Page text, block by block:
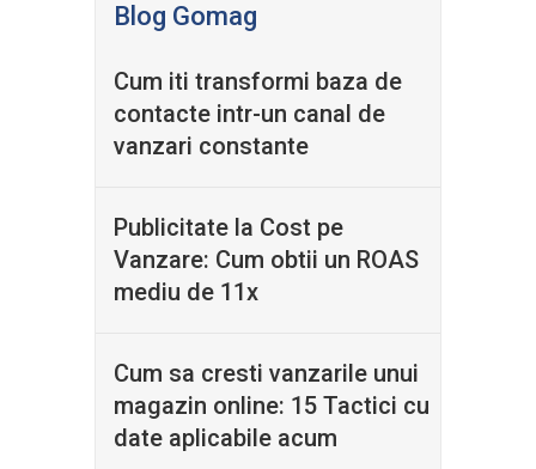
Blog Gomag
Cum iti transformi baza de
contacte intr-un canal de
vanzari constante
Publicitate la Cost pe
Vanzare: Cum obtii un ROAS
mediu de 11x
Cum sa cresti vanzarile unui
magazin online: 15 Tactici cu
date aplicabile acum